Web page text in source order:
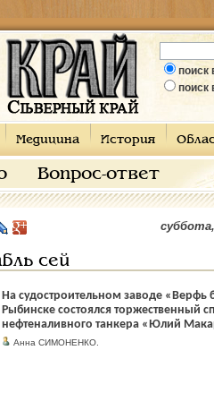
поиск
поиск
Медицина История
Вопрос-ответ
сей
На судостроительном заводе «Верфь
Рыбинске состоялся торжественный
нефтеналивного танкера «Юлий
Анна СИМОНЕНКО.